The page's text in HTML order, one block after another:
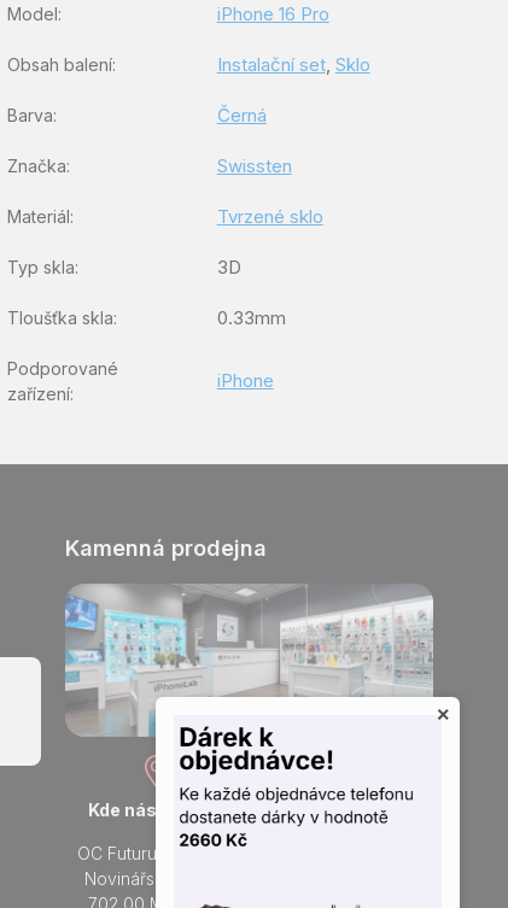
Model: iPhone 16 Pro
Obsah balení: Instalační set, Sklo
Barva: Černá
Značka: Swissten
Materiál: Tvrzené sklo
Typ skla: 3D
Tloušťka skla: 0.33mm
Podporované
zařízení:
iPhone
Kamenná prodejna
Kde nás najdete
OC Futurum Ostrava
Novinářská 3178/6
Otevřeno každý den
×